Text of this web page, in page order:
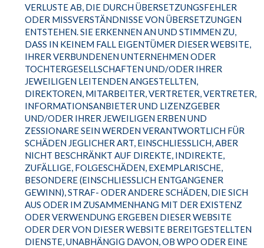
ERLUSTE AB, DIE DURCH ÜBERSETZUNGSFEHLER O
DER MISSVERSTÄNDNISSE VON ÜBERSETZUNGEN E
NTSTEHEN. SIE ERKENNEN AN UND STIMMEN ZU, D
ASS IN KEINEM FALL EIGENTÜMER DIESER WEBSITE, I
HRER VERBUNDENEN UNTERNEHMEN ODER T
OCHTERGESELLSCHAFTEN UND/ODER IHRER J
EWEILIGEN LEITENDEN ANGESTELLTEN, D
IREKTOREN, MITARBEITER, VERTRETER, VERTRETER, I
NFORMATIONSANBIETER UND LIZENZGEBER U
ND/ODER IHRER JEWEILIGEN ERBEN UND Z
ESSIONARE SEIN WERDEN VERANTWORTLICH FÜR S
CHÄDEN JEGLICHER ART, EINSCHLIESSLICH, ABER NI
CHT BESCHRÄNKT AUF DIREKTE, INDIREKTE, ZU
FÄLLIGE, FOLGESCHÄDEN, EXEMPLARISCHE, BE
SONDERE (EINSCHLIESSLICH ENTGANGENER GEW
INN), STRAF- ODER ANDERE SCHÄDEN, DIE SICH AUS
ODER IM ZUSAMMENHANG MIT DER EXISTENZ ODE
R VERWENDUNG ERGEBEN DIESER WEBSITE ODE
R DER VON DIESER WEBSITE BEREITGESTELLTEN DIE
NSTE, UNABHÄNGIG DAVON, OB WPO ODER EINE DER